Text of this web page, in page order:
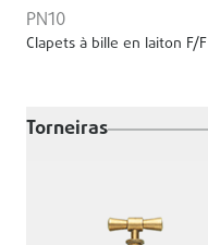
PN10
Clapets à bille en laiton F/F
Torneiras